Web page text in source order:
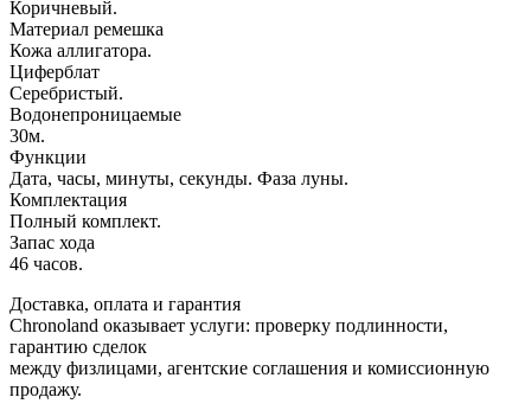
Коричневый.
Материал ремешка
Кожа аллигатора.
Циферблат
Серебристый.
Водонепроницаемые
30м.
Функции
Дата, часы, минуты, секунды. Фаза луны.
Комплектация
Полный комплект.
Запас хода
46 часов.
Доставка, оплата и гарантия
Chronoland оказывает услуги: проверку подлинности,
гарантию сделок
между физлицами, агентские соглашения и комиссионную
продажу.